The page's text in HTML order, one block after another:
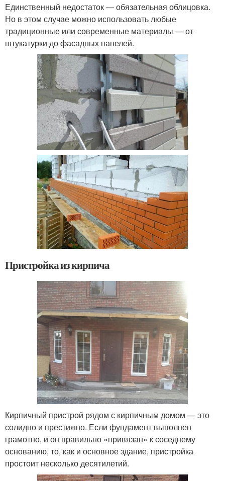
Единственный недостаток — обязательная облицовка.
Но в этом случае можно использовать любые
традиционные или современные материалы — от
штукатурки до фасадных панелей.
Пристройка из кирпича
Кирпичный пристрой рядом с кирпичным домом — это
солидно и престижно. Если фундамент выполнен
грамотно, и он правильно «привязан» к соседнему
основанию, то, как и основное здание, пристройка
простоит несколько десятилетий.